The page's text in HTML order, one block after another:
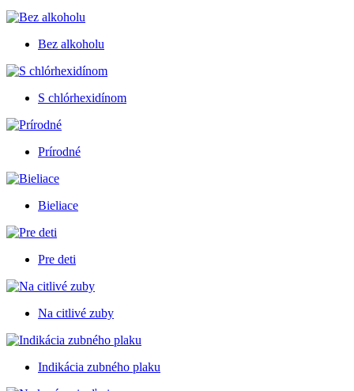
Bez alkoholu
S chlórhexidínom
Prírodné
Bieliace
Pre deti
Na citlivé zuby
Indikácia zubného plaku